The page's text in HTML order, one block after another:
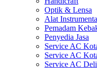
Optik & Lensa
Alat
Pemadam
Penyedia Jasa
Service AC
Service AC
Service AC